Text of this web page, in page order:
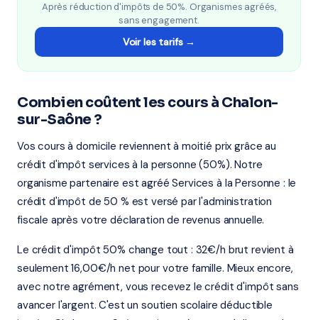
Après réduction d'impôts de 50%. Organismes agréés,
sans engagement.
Voir les tarifs →
Combien coûtent les cours à Chalon-
sur-Saône ?
Vos cours à domicile reviennent à moitié prix grâce au
crédit d'impôt services à la personne (50%). Notre
organisme partenaire est agréé Services à la Personne : le
crédit d'impôt de 50 % est versé par l'administration
fiscale après votre déclaration de revenus annuelle.
Le crédit d'impôt 50% change tout : 32€/h brut revient à
seulement 16,00€/h net pour votre famille. Mieux encore,
avec notre agrément, vous recevez le crédit d'impôt sans
avancer l'argent. C'est un soutien scolaire déductible